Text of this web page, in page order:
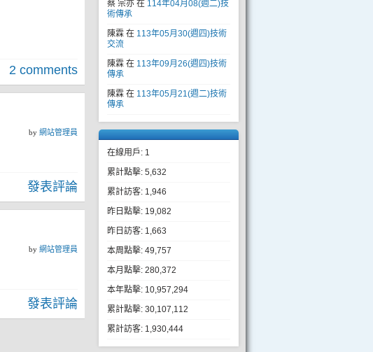
2 comments
by 網站管理員
發表評論
by 網站管理員
發表評論
蔡 宗亦 在 114年04月08(週二)技
術傳承
陳霖 在 113年05月30(週四)技術
交流
陳霖 在 113年09月26(週四)技術
傳承
陳霖 在 113年05月21(週二)技術
傳承
在線用戶: 1
累計點擊: 5,632
累計訪客: 1,946
昨日點擊: 19,082
昨日訪客: 1,663
本周點擊: 49,757
本月點擊: 280,372
本年點擊: 10,957,294
累計點擊: 30,107,112
累計訪客: 1,930,444